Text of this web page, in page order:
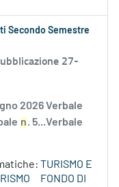
Secondo Semestre
27-
2026 Verbale
n. 5...Verbale
TURISMO E
FONDO DI